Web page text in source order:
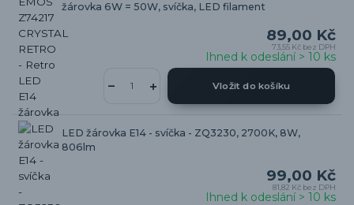
žárovka 6W = 50W, svíčka, LED filament
89,00 Kč
73,55 Kč bez DPH
Ihned k odeslání > 10 ks
Vložit do košíku
LED žárovka E14 - svíčka - ZQ3230, 2700K, 8W,
806lm
99,00 Kč
81,82 Kč bez DPH
Ihned k odeslání > 10 ks